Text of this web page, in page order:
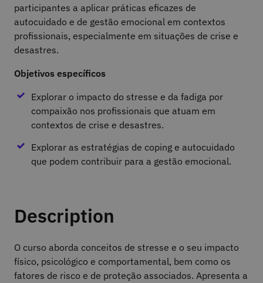
participantes a aplicar práticas eficazes de
autocuidado e de gestão emocional em contextos
profissionais, especialmente em situações de crise e
desastres.
Objetivos específicos
Explorar o impacto do stresse e da fadiga por
compaixão nos profissionais que atuam em
contextos de crise e desastres.
Explorar as estratégias de coping e autocuidado
que podem contribuir para a gestão emocional.
Description
O curso aborda conceitos de stresse e o seu impacto
físico, psicológico e comportamental, bem como os
fatores de risco e de proteção associados. Apresenta a